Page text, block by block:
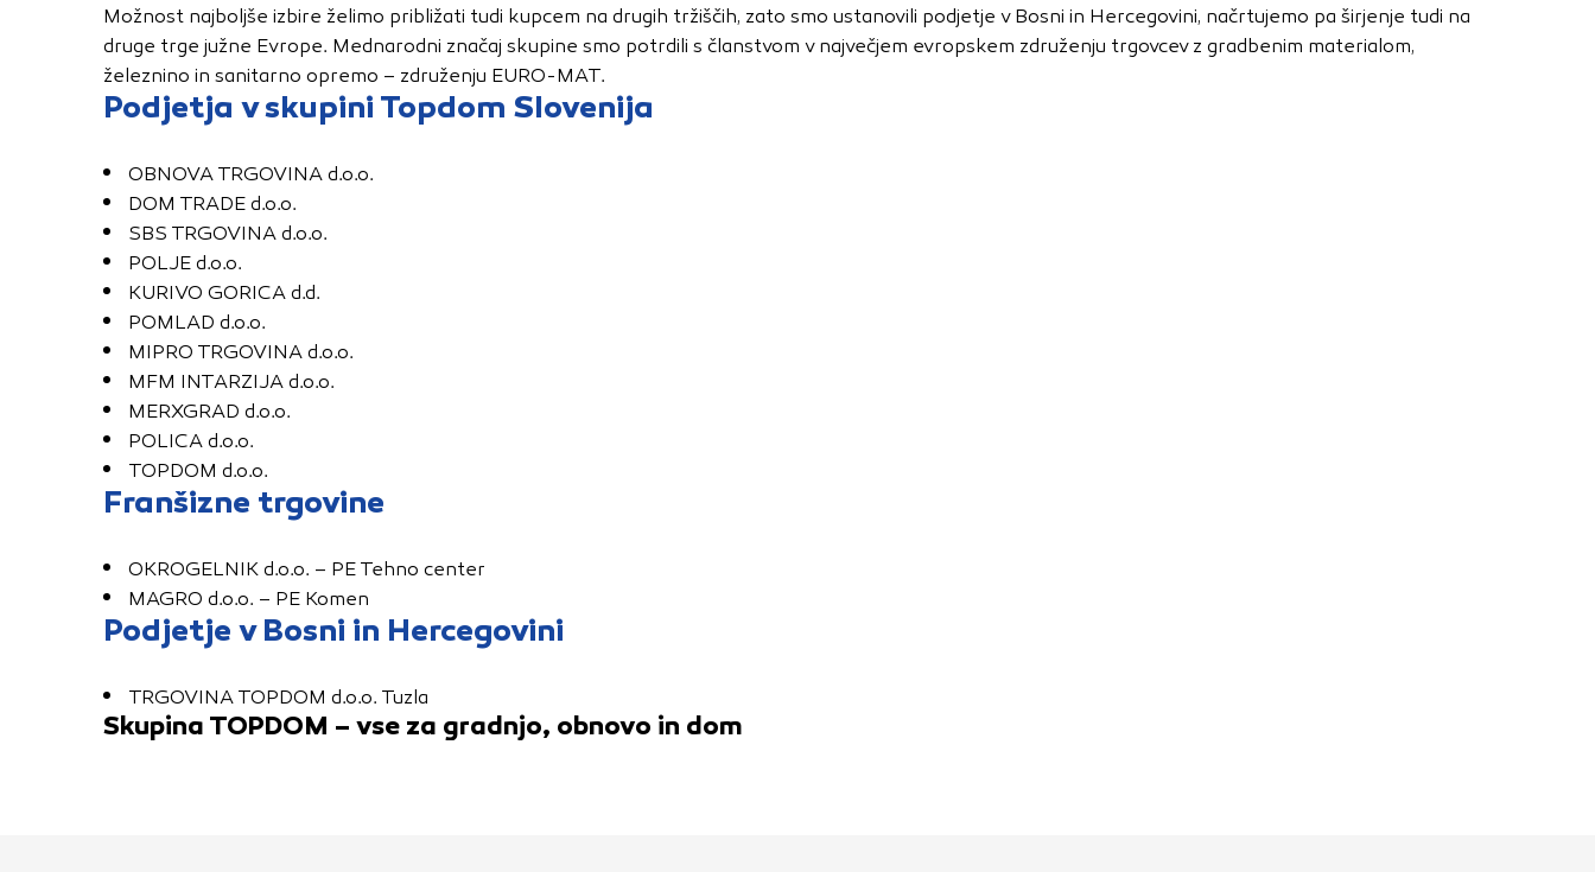
Možnost najboljše izbire želimo približati tudi kupcem na drugih tržiščih, zato smo ustanovili podjetje v Bosni in Hercegovini, načrtujemo pa širjenje tudi na
druge trge južne Evrope. Mednarodni značaj skupine smo potrdili s članstvom v največjem evropskem združenju trgovcev z gradbenim materialom,
železnino in sanitarno opremo – združenju EURO-MAT.
Podjetja v skupini Topdom Slovenija
OBNOVA TRGOVINA d.o.o.
DOM TRADE d.o.o.
SBS TRGOVINA d.o.o.
POLJE d.o.o.
KURIVO GORICA d.d.
POMLAD d.o.o.
MIPRO TRGOVINA d.o.o.
MFM INTARZIJA d.o.o.
MERXGRAD d.o.o.
POLICA d.o.o.
TOPDOM d.o.o.
Franšizne trgovine
OKROGELNIK d.o.o. – PE Tehno center
MAGRO d.o.o. – PE Komen
Podjetje v Bosni in Hercegovini
TRGOVINA TOPDOM d.o.o. Tuzla
Skupina TOPDOM – vse za gradnjo, obnovo in dom
Potrdi moje izbire DOVOLI VSE